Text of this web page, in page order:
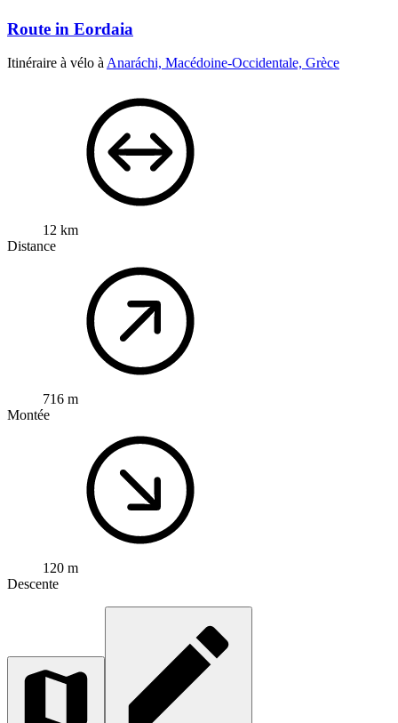
Route in Eordaia
Itinéraire à vélo à Anaráchi, Macédoine-Occidentale, Grèce
12 km
Distance
716 m
Montée
120 m
Descente